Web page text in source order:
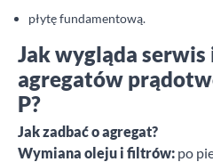
płytę fundamentową.
Jak wygląda
agregatów
P?
Jak zadbać o agregat?
Wymiana oleju i filtrów: po